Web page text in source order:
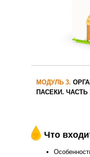
МОДУЛЬ 3.
ПАСЕКИ. ЧАСТЬ
Что